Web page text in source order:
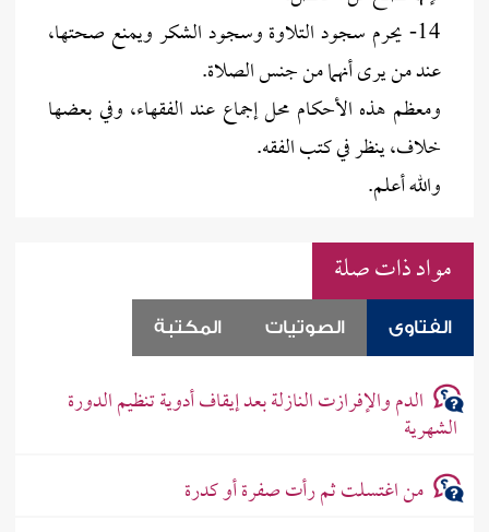
14- يحرم سجود التلاوة وسجود الشكر ويمنع صحتها،
عند من يرى أنهما من جنس الصلاة.
ومعظم هذه الأحكام محل إجماع عند الفقهاء، وفي بعضها
خلاف، ينظر في كتب الفقه.
والله أعلم.
مواد ذات صلة
الفتاوى الصوتيات المكتبة
الدم والإفرازت النازلة بعد إيقاف أدوية تنظيم الدورة
الشهرية
من اغتسلت ثم رأت صفرة أو كدرة